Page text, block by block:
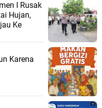
I Rusak
Hujan,
Ke
Karena